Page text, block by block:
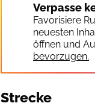
Verpasse
Favorisiere
neuesten
öffnen und
bevorzugen.
Strecke